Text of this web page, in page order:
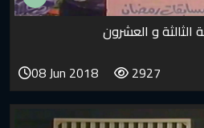
2927
08 Jun 2018